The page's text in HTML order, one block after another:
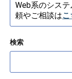
Web系のシス
頼やご相談はこ
検索